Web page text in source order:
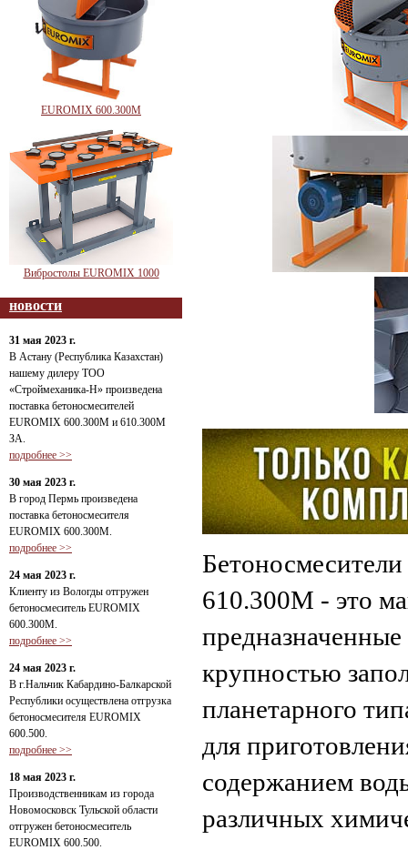
EUROMIX 600.300М
Вибростолы EUROMIX 1000
новости
31 мая 2023 г.
В Астану (Республика Казахстан)
нашему дилеру ТОО
«Строймеханика-Н» произведена
поставка бетоносмесителей
EUROMIX 600.300М и 610.300М
ЗА.
подробнее >>
30 мая 2023 г.
В город Пермь произведена
поставка бетоносмесителя
EUROMIX 600.300М.
подробнее >>
24 мая 2023 г.
Клиенту из Вологды отгружен
бетоносмеситель EUROMIX
600.300М.
подробнее >>
24 мая 2023 г.
В г.Нальчик Кабардино-Балкарской
Республики осуществлена отгрузка
бетоносмесителя EUROMIX
600.500.
подробнее >>
18 мая 2023 г.
Производственникам из города
Новомосковск Тульской области
отгружен бетоносмеситель
EUROMIX 600.500.
610.300М - это
крупностью
планетарного
для
содержанием
различных